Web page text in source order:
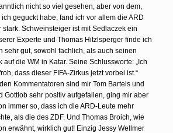
nicht so viel gesehen, aber von dem,
ich geguckt habe, fand ich vor allem die ARD
stark. Schweinsteiger ist mit Sedlaczek ein
Experte und Thomas Hitzlsperger finde ich
sehr gut, sowohl fachlich, als auch seinen
auf die WM in Katar. Seine Schlussworte: „Ich
dass dieser FIFA-Zirkus jetzt vorbei ist.“
Kommentatoren sind mir Tom Bartels und
Gottlob sehr positiv aufgefallen, ging mir aber
immer so, dass ich die ARD-Leute mehr
als die des ZDF. Und Thomas Broich, wie
erwähnt, wirklich gut! Einzig Jessy Wellmer